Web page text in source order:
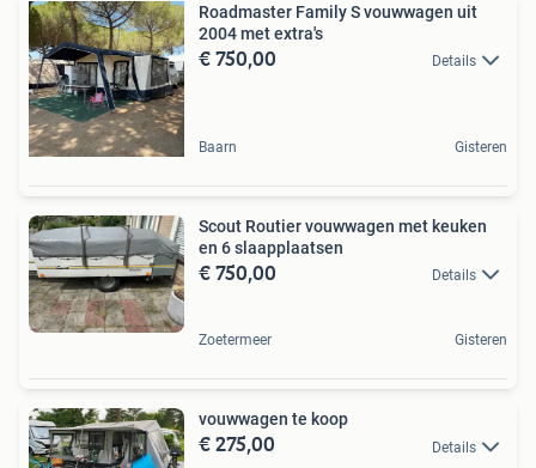
Roadmaster Family S vouwwagen uit
2004 met extra's
€ 750,00 Details
Baarn Gisteren
Scout Routier vouwwagen met keuken
en 6 slaapplaatsen
€ 750,00 Details
Zoetermeer Gisteren
vouwwagen te koop
€ 275,00 Details